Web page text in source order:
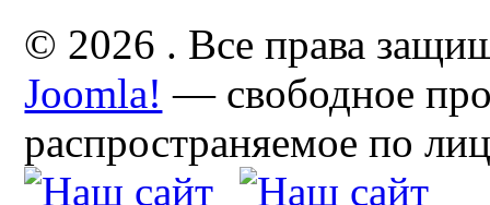
© 2026 . Все права
Joomla! — свободное
распространяемое по